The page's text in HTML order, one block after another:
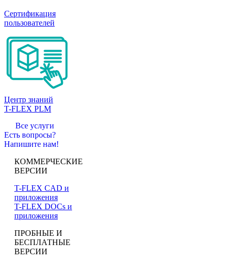
Сертификация
пользователей
Центр знаний
T-FLEX PLM
Все услуги
Есть вопросы?
Напишите нам!
КОММЕРЧЕСКИЕ
ВЕРСИИ
T-FLEX CAD и
приложения
T-FLEX DOCs и
приложения
ПРОБНЫЕ И
БЕСПЛАТНЫЕ
ВЕРСИИ